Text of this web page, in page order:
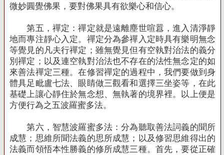
微妙圓覺佛果，要對佛果具有欲樂心和信心。
第五，禪定：禪定就是遠離塵世喧囂，進入清淨靜
地而專注靜心入定。禪定分為參禪入定時具有樂明無念
等覺見的凡夫行禪定；雖無覺見但有空執對治法的義分
別禪定；以及連空執對治法也不存在的法性無念定的如
來善法禪定三種。在修習禪定的過程中，我們要做到身
體具足毗盧七法、眼睛做三觀看和選擇三坐姿等，在此
基礎上讓心靜住於無念想、無執著的境界裡。以上便是
方便行為之五波羅蜜多法。
第六，智慧波羅蜜多法：分為聽取善法詞義的聞所
成慧；思維所聞法義的思所成慧；以及修習思維得出的
法義而領悟本性勝義的修所成慧三種。首先，要從正確